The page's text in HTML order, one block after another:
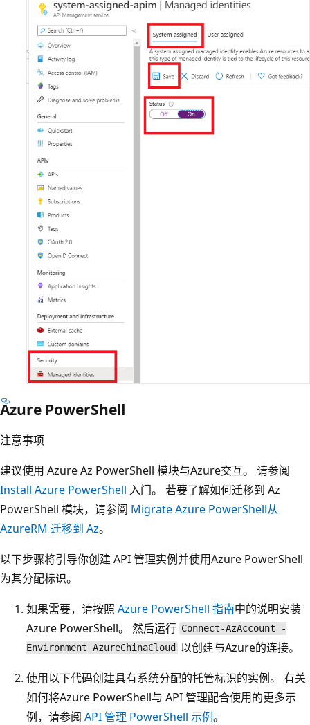
Azure PowerShell
注意事项
建议使用 Azure Az PowerShell 模块与Azure交互。 请参阅
Install Azure PowerShell 入门。 若要了解如何迁移到 Az
PowerShell 模块，请参阅 Migrate Azure PowerShell从
AzureRM 迁移到 Az。
以下步骤将引导你创建 API 管理实例并使用Azure PowerShell
为其分配标识。
如果需要，请按照 Azure PowerShell 指南中的说明安装
Azure PowerShell。 然后运行 Connect-AzAccount -
Environment AzureChinaCloud
以创建与Azure的连接。
使用以下代码创建具有系统分配的托管标识的实例。 有关
如何将Azure PowerShell与 API 管理配合使用的更多示
例，请参阅 API 管理 PowerShell 示例。